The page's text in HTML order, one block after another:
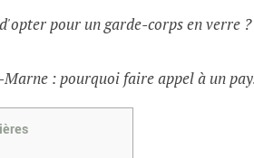
pour un garde-corps en verre ?
: pourquoi faire appel à un